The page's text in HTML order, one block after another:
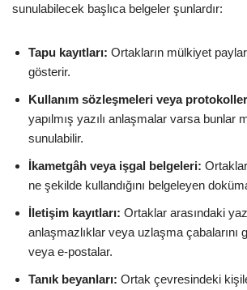
sunulabilecek başlıca belgeler şunlardır:
Tapu kayıtları: Ortakların mülkiyet
gösterir.
Kullanım sözleşmeleri veya
yapılmış yazılı anlaşmalar varsa bunlar
sunulabilir.
İkametgâh veya işgal belgeleri:
ne şekilde kullandığını belgeleyen
İletişim kayıtları: Ortaklar arasındaki
anlaşmazlıklar veya uzlaşma çabalarını
veya e-postalar.
Tanık beyanları: Ortak çevresindeki